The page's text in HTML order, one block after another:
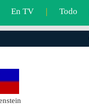
En TV | Todo